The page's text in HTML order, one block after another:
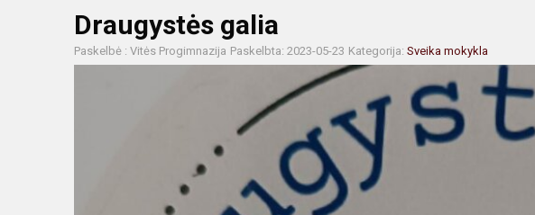
Draugystės galia
Paskelbė : Vitės Progimnazija Paskelbta: 2023-05-23 Kategorija: Sveika mokykla